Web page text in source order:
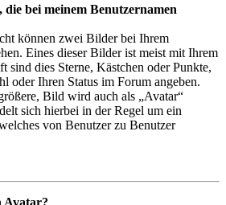
bei meinem Benutzernamen
können zwei Bilder bei Ihrem
Eines dieser Bilder ist meist mit Ihrem
sind dies Sterne, Kästchen oder Punkte,
oder Ihren Status im Forum angeben.
Bild wird auch als „Avatar“
sich hierbei in der Regel um ein
von Benutzer zu Benutzer
Avatar?